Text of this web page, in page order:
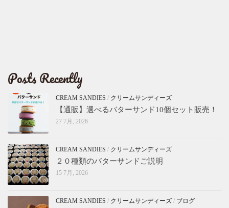
Posts Recently
CREAM SANDIES / クリームサンディーズ
【通販】選べるバターサンド10個セット販売！
27 7月, 2026
CREAM SANDIES / クリームサンディーズ
２０種類のバターサンドご説明
15 7月, 2026
CREAM SANDIES / クリームサンディーズ / ブログ